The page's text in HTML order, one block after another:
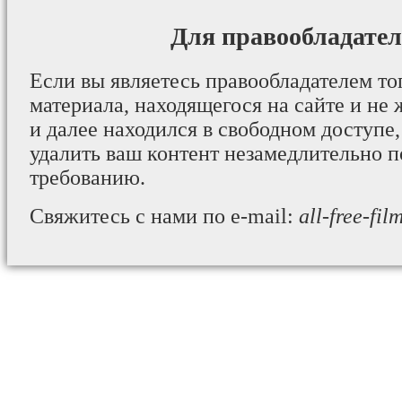
Для
Если вы являетесь правообладателем
материала, находящегося на сайте и не
и далее находился в свободном
удалить ваш контент незамедлительно
требованию.
Свяжитесь с нами по e-mail: all-free-